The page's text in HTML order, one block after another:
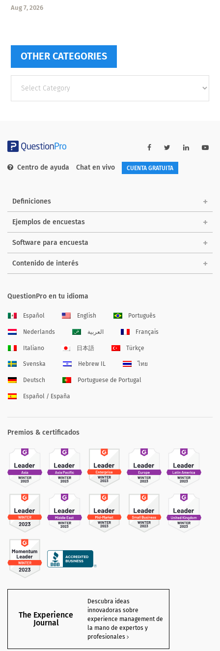
Aug 7, 2026
OTHER CATEGORIES
categories
Centro de ayuda Chat en vivo CUENTA GRATUITA
Definiciones
Ejemplos de encuestas
Software para encuesta
Contenido de interés
QuestionPro en tu idioma
Español English Português
Nederlands العربية Français
Italiano 日本語 Türkçe
Svenska Hebrew IL ไทย
Deutsch Portuguese de Portugal
Español / España
Premios & certificados
The Experience
Journal
Descubra ideas
innovadoras sobre
experience management de
la mano de expertos y
profesionales